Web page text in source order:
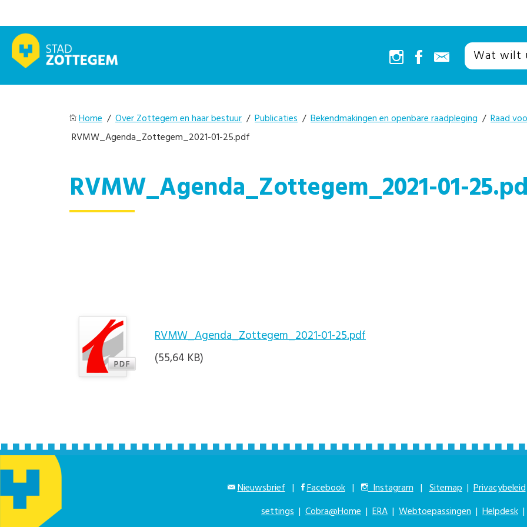
Home / Over Zottegem en haar bestuur / Publicaties / Bekendmakingen en openbare raadpleging / Raad
RVMW_Agenda_Zottegem_2021-01-25.pdf
RVMW_Agenda_Zottegem_2021-01-
RVMW_Agenda_Zottegem_2021-01-25.pdf
(55,64 KB)
Nieuwsbrief | Facebook | Instagram | Sitemap |Privacybeleid
settings | Cobra@Home | ERA | Webtoepassingen | Helpdesk |